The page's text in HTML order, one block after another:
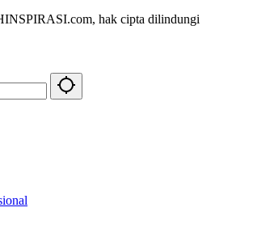
hak cipta dilindungi